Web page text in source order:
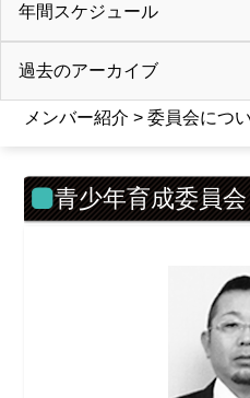
年間スケジュール
過去のアーカイブ
メンバー紹介 > 委員会につ
青少年育成委員会